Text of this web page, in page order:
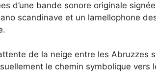
d’une bande sonore originale
scandinave et un lamellophone
de la neige entre les Abruzzes
le chemin symbolique vers